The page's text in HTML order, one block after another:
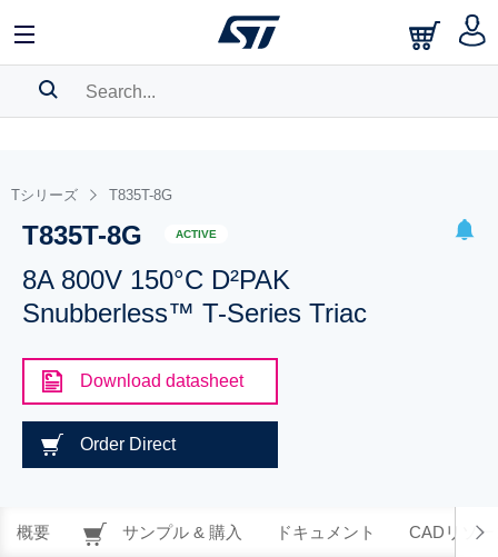
BOOKMARK
Pleaselog into show your saved searches.
Tシリーズ T835T-8G
T835T-8G ACTIVE
8A 800V 150°C D²PAK
Snubberless™ T-Series Triac
Download datasheet
Order Direct
概要 サンプル & 購入 ドキュメント CADリソー